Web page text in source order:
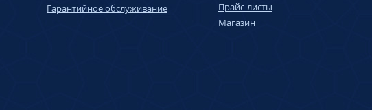
Гарантийное обслуживание
Прайс-листы
Магазин